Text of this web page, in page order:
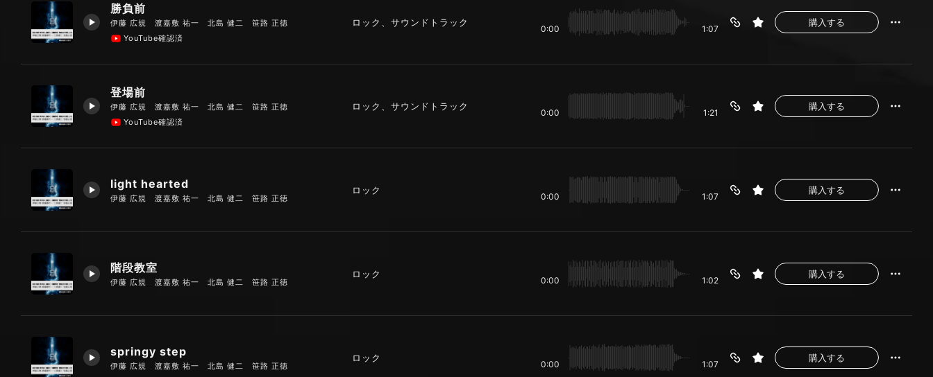
勝負前
伊藤 広規 渡嘉敷 祐一 北島 健二 笹路 正徳
YouTube確認済
ロック、サウンドトラック
0:00 1:07
購入する
登場前
伊藤 広規 渡嘉敷 祐一 北島 健二 笹路 正徳
YouTube確認済
ロック、サウンドトラック
0:00 1:21
購入する
light hearted
伊藤 広規 渡嘉敷 祐一 北島 健二 笹路 正徳
ロック
0:00 1:07
購入する
階段教室
伊藤 広規 渡嘉敷 祐一 北島 健二 笹路 正徳
ロック
0:00 1:02
購入する
springy step
伊藤 広規 渡嘉敷 祐一 北島 健二 笹路 正徳
ロック
0:00 1:07
購入する